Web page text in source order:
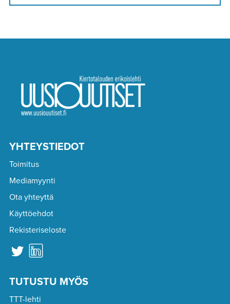
YHTEYSTIEDOT
Toimitus
Mediamyynti
Ota yhteyttä
Käyttöehdot
Rekisteriseloste
TUTUSTU MYÖS
TTT-lehti